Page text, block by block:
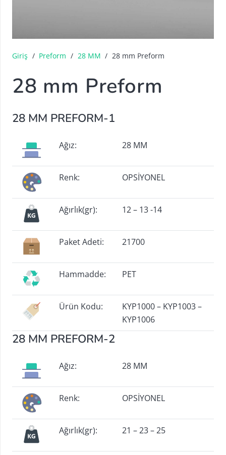
Giriş / Preform / 28 MM / 28 mm Preform
28 mm Preform
28 MM PREFORM-1
Ağız: 28 MM
Renk: OPSİYONEL
Ağırlık(gr): 12 – 13 -14
Paket Adeti: 21700
Hammadde: PET
Ürün Kodu:
KYP1000 – KYP1003 –
KYP1006
28 MM PREFORM-2
Ağız: 28 MM
Renk: OPSİYONEL
Ağırlık(gr): 21 – 23 – 25